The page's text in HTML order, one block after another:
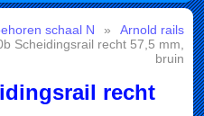
schaal N »
Arnold rails
Scheidingsrail recht 57,5 mm,
bruin
recht